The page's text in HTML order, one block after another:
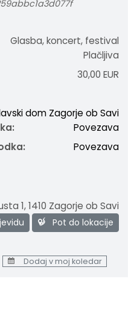
Glasba, koncert, festival
Plačljiva
30,00 EUR
dom Zagorje ob Savi
Povezava
Povezava
1,1410 Zagorje ob Savi
Pot do lokacije
Dodaj v moj koledar